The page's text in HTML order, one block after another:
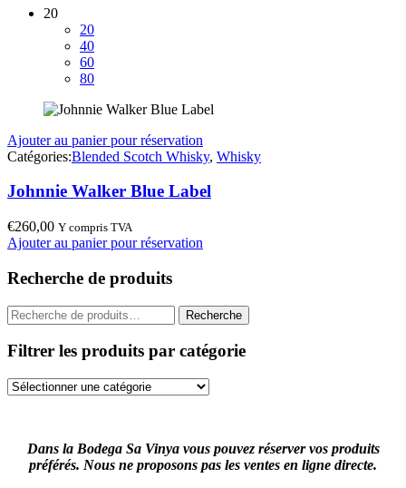
20
20
40
60
80
Ajouter au panier pour réservation
Catégories:Blended Scotch Whisky, Whisky
Johnnie Walker Blue Label
€260,00 Y compris TVA
Ajouter au panier pour réservation
Recherche de produits
Recherche
pour :
Recherche
Filtrer les produits par catégorie
Dans la Bodega Sa Vinya vous pouvez réserver vos produits
préférés. Nous ne proposons pas les ventes en ligne directe.